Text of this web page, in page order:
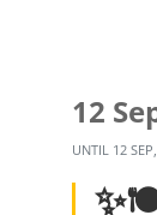
12
UNTIL 12